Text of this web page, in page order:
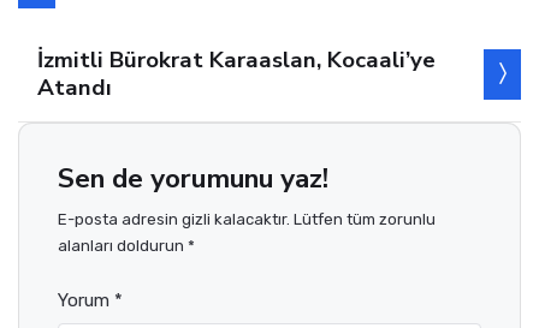
İzmitli Bürokrat Karaaslan, Kocaali’ye
Atandı
Sen de yorumunu yaz!
E-posta adresin gizli kalacaktır. Lütfen tüm zorunlu
alanları doldurun *
Yorum *